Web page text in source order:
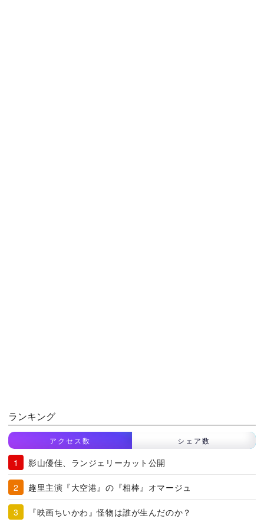
ランキング
アクセス数 シェア数
影山優佳、ランジェリーカット公開
趣里主演『大空港』の『相棒』オマージュ
『映画ちいかわ』怪物は誰が生んだのか？